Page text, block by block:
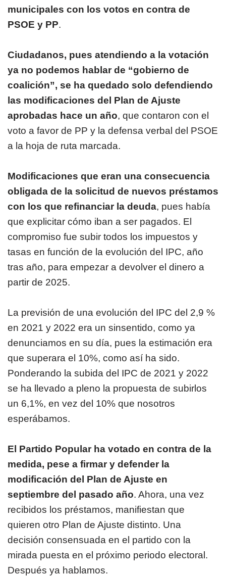
municipales con los votos en contra de
PSOE y PP.
Ciudadanos, pues atendiendo a la votación
ya no podemos hablar de “gobierno de
coalición”, se ha quedado solo defendiendo
las modificaciones del Plan de Ajuste
aprobadas hace un año, que contaron con el
voto a favor de PP y la defensa verbal del PSOE
a la hoja de ruta marcada.
Modificaciones que eran una consecuencia
obligada de la solicitud de nuevos préstamos
con los que refinanciar la deuda, pues había
que explicitar cómo iban a ser pagados. El
compromiso fue subir todos los impuestos y
tasas en función de la evolución del IPC, año
tras año, para empezar a devolver el dinero a
partir de 2025.
La previsión de una evolución del IPC del 2,9 %
en 2021 y 2022 era un sinsentido, como ya
denunciamos en su día, pues la estimación era
que superara el 10%, como así ha sido.
Ponderando la subida del IPC de 2021 y 2022
se ha llevado a pleno la propuesta de subirlos
un 6,1%, en vez del 10% que nosotros
esperábamos.
El Partido Popular ha votado en contra de la
medida, pese a firmar y defender la
modificación del Plan de Ajuste en
septiembre del pasado año. Ahora, una vez
recibidos los préstamos, manifiestan que
quieren otro Plan de Ajuste distinto. Una
decisión consensuada en el partido con la
mirada puesta en el próximo periodo electoral.
Después ya hablamos.